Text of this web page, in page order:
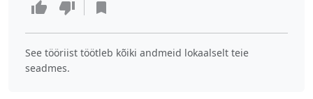
See tööriist töötleb kõiki andmeid lokaalselt teie
seadmes.